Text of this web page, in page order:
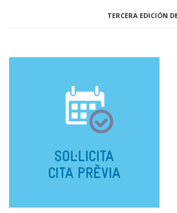
TERCERA EDICIÓN